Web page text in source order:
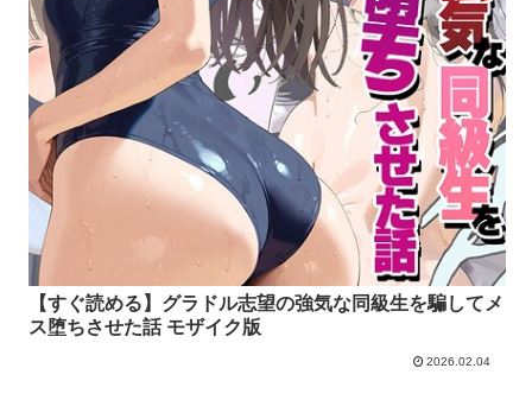
【すぐ読める】グラドル志望の強気な同級生を騙してメ
ス堕ちさせた話 モザイク版
2026.02.04